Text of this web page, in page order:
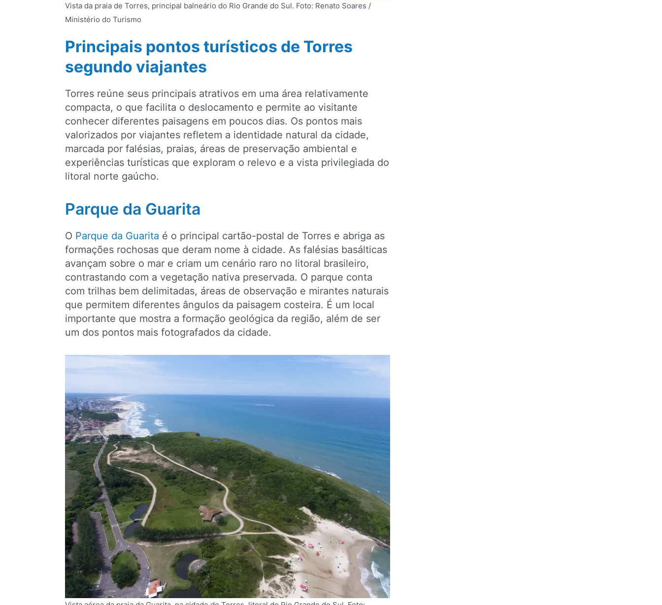
Vista da praia de Torres, principal balneário do Rio Grande do Sul. Foto: Renato Soares /
Ministério do Turismo
Principais pontos turísticos de Torres
segundo viajantes
Torres reúne seus principais atrativos em uma área relativamente
compacta, o que facilita o deslocamento e permite ao visitante
conhecer diferentes paisagens em poucos dias. Os pontos mais
valorizados por viajantes refletem a identidade natural da cidade,
marcada por falésias, praias, áreas de preservação ambiental e
experiências turísticas que exploram o relevo e a vista privilegiada do
litoral norte gaúcho.
Parque da Guarita
O Parque da Guarita é o principal cartão-postal de Torres e abriga as
formações rochosas que deram nome à cidade. As falésias basálticas
avançam sobre o mar e criam um cenário raro no litoral brasileiro,
contrastando com a vegetação nativa preservada. O parque conta
com trilhas bem delimitadas, áreas de observação e mirantes naturais
que permitem diferentes ângulos da paisagem costeira. É um local
importante que mostra a formação geológica da região, além de ser
um dos pontos mais fotografados da cidade.